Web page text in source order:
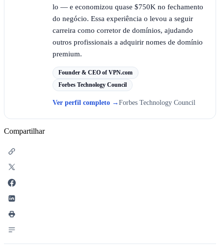
lo — e economizou quase $750K no fechamento
do negócio. Essa experiência o levou a seguir
carreira como corretor de domínios, ajudando
outros profissionais a adquirir nomes de domínio
premium.
Founder & CEO of VPN.com
Forbes Technology Council
Ver perfil completo → Forbes Technology Council
Compartilhar